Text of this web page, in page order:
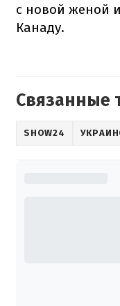
с новой женой
Канаду.
Связанные
SHOW24